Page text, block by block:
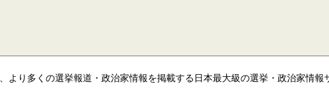
より多くの選挙報道・政治家情報を掲載する日本最大級の選挙・政治家情報